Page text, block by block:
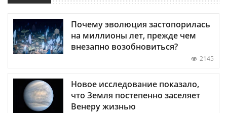
Почему эволюция застопорилась
на миллионы лет, прежде чем
внезапно возобновиться?
2145
Новое исследование показало,
что Земля постепенно заселяет
Венеру жизнью